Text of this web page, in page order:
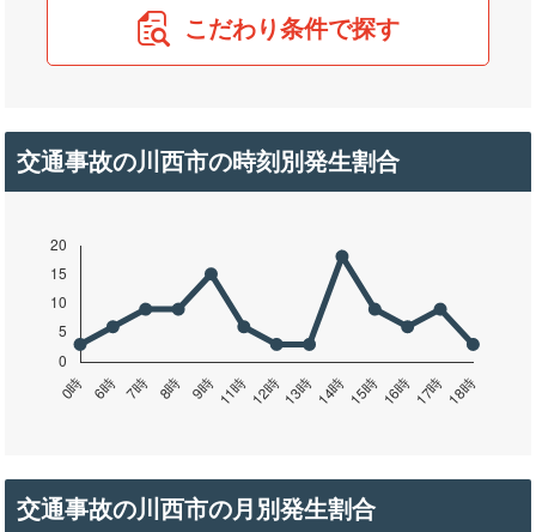
こだわり条件で探す
交通事故の川西市の時刻別発生割合
交通事故の川西市の月別発生割合